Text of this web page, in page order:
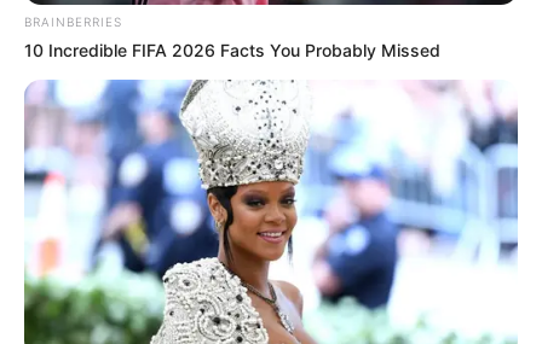
BRAINBERRIES
10 Incredible FIFA 2026 Facts You Probably Missed